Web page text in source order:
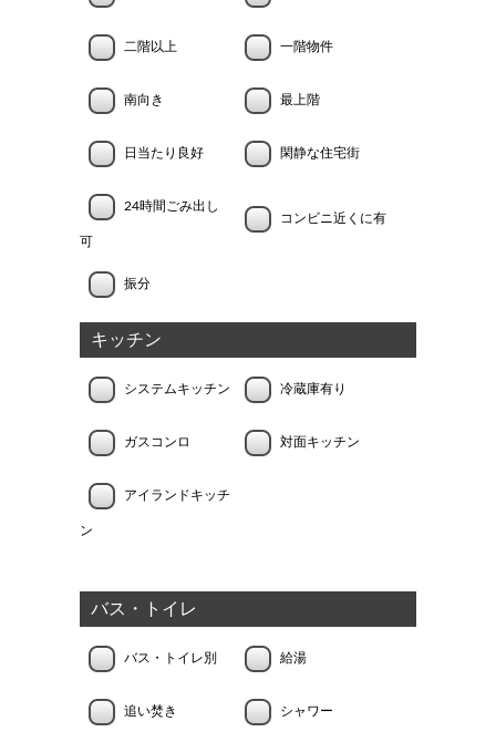
二階以上 一階物件
南向き 最上階
日当たり良好 閑静な住宅街
24時間ごみ出し
可
コンビニ近くに有
振分
キッチン
システムキッチン 冷蔵庫有り
ガスコンロ 対面キッチン
アイランドキッチ
ン
バス・トイレ
バス・トイレ別 給湯
追い焚き シャワー